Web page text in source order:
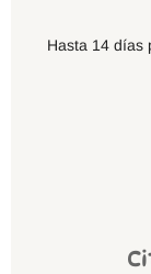
Hasta 14 días